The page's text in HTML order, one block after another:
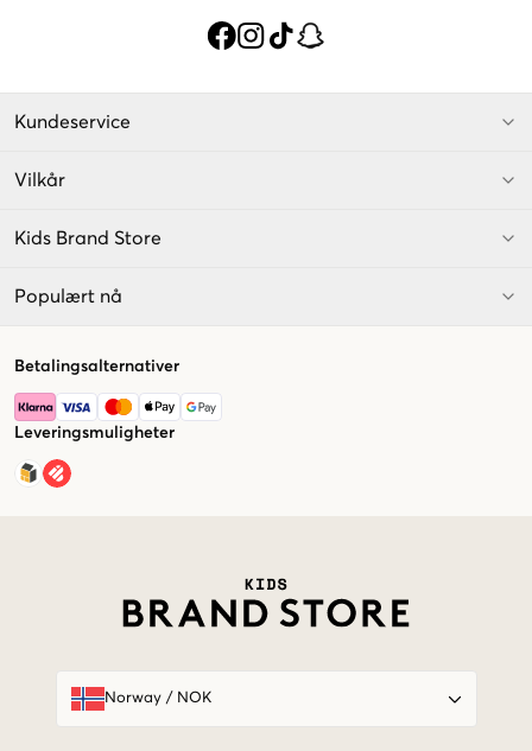
Kundeservice
Vilkår
Kids Brand Store
Populært nå
Betalingsalternativer
Leveringsmuligheter
Norway/ NOK